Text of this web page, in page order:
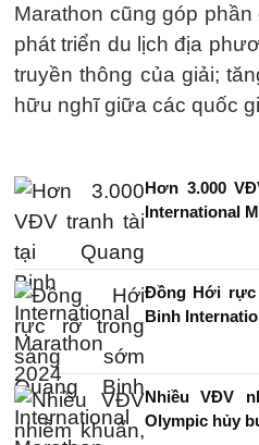
Marathon cũng góp
phát triển du lịch địa
truyền thông của giải;
hữu nghĩ giữa các quốc
Hơn 3.000
International
Đồng Hới rực
Binh
Nhiều VĐV
Olympic hủy